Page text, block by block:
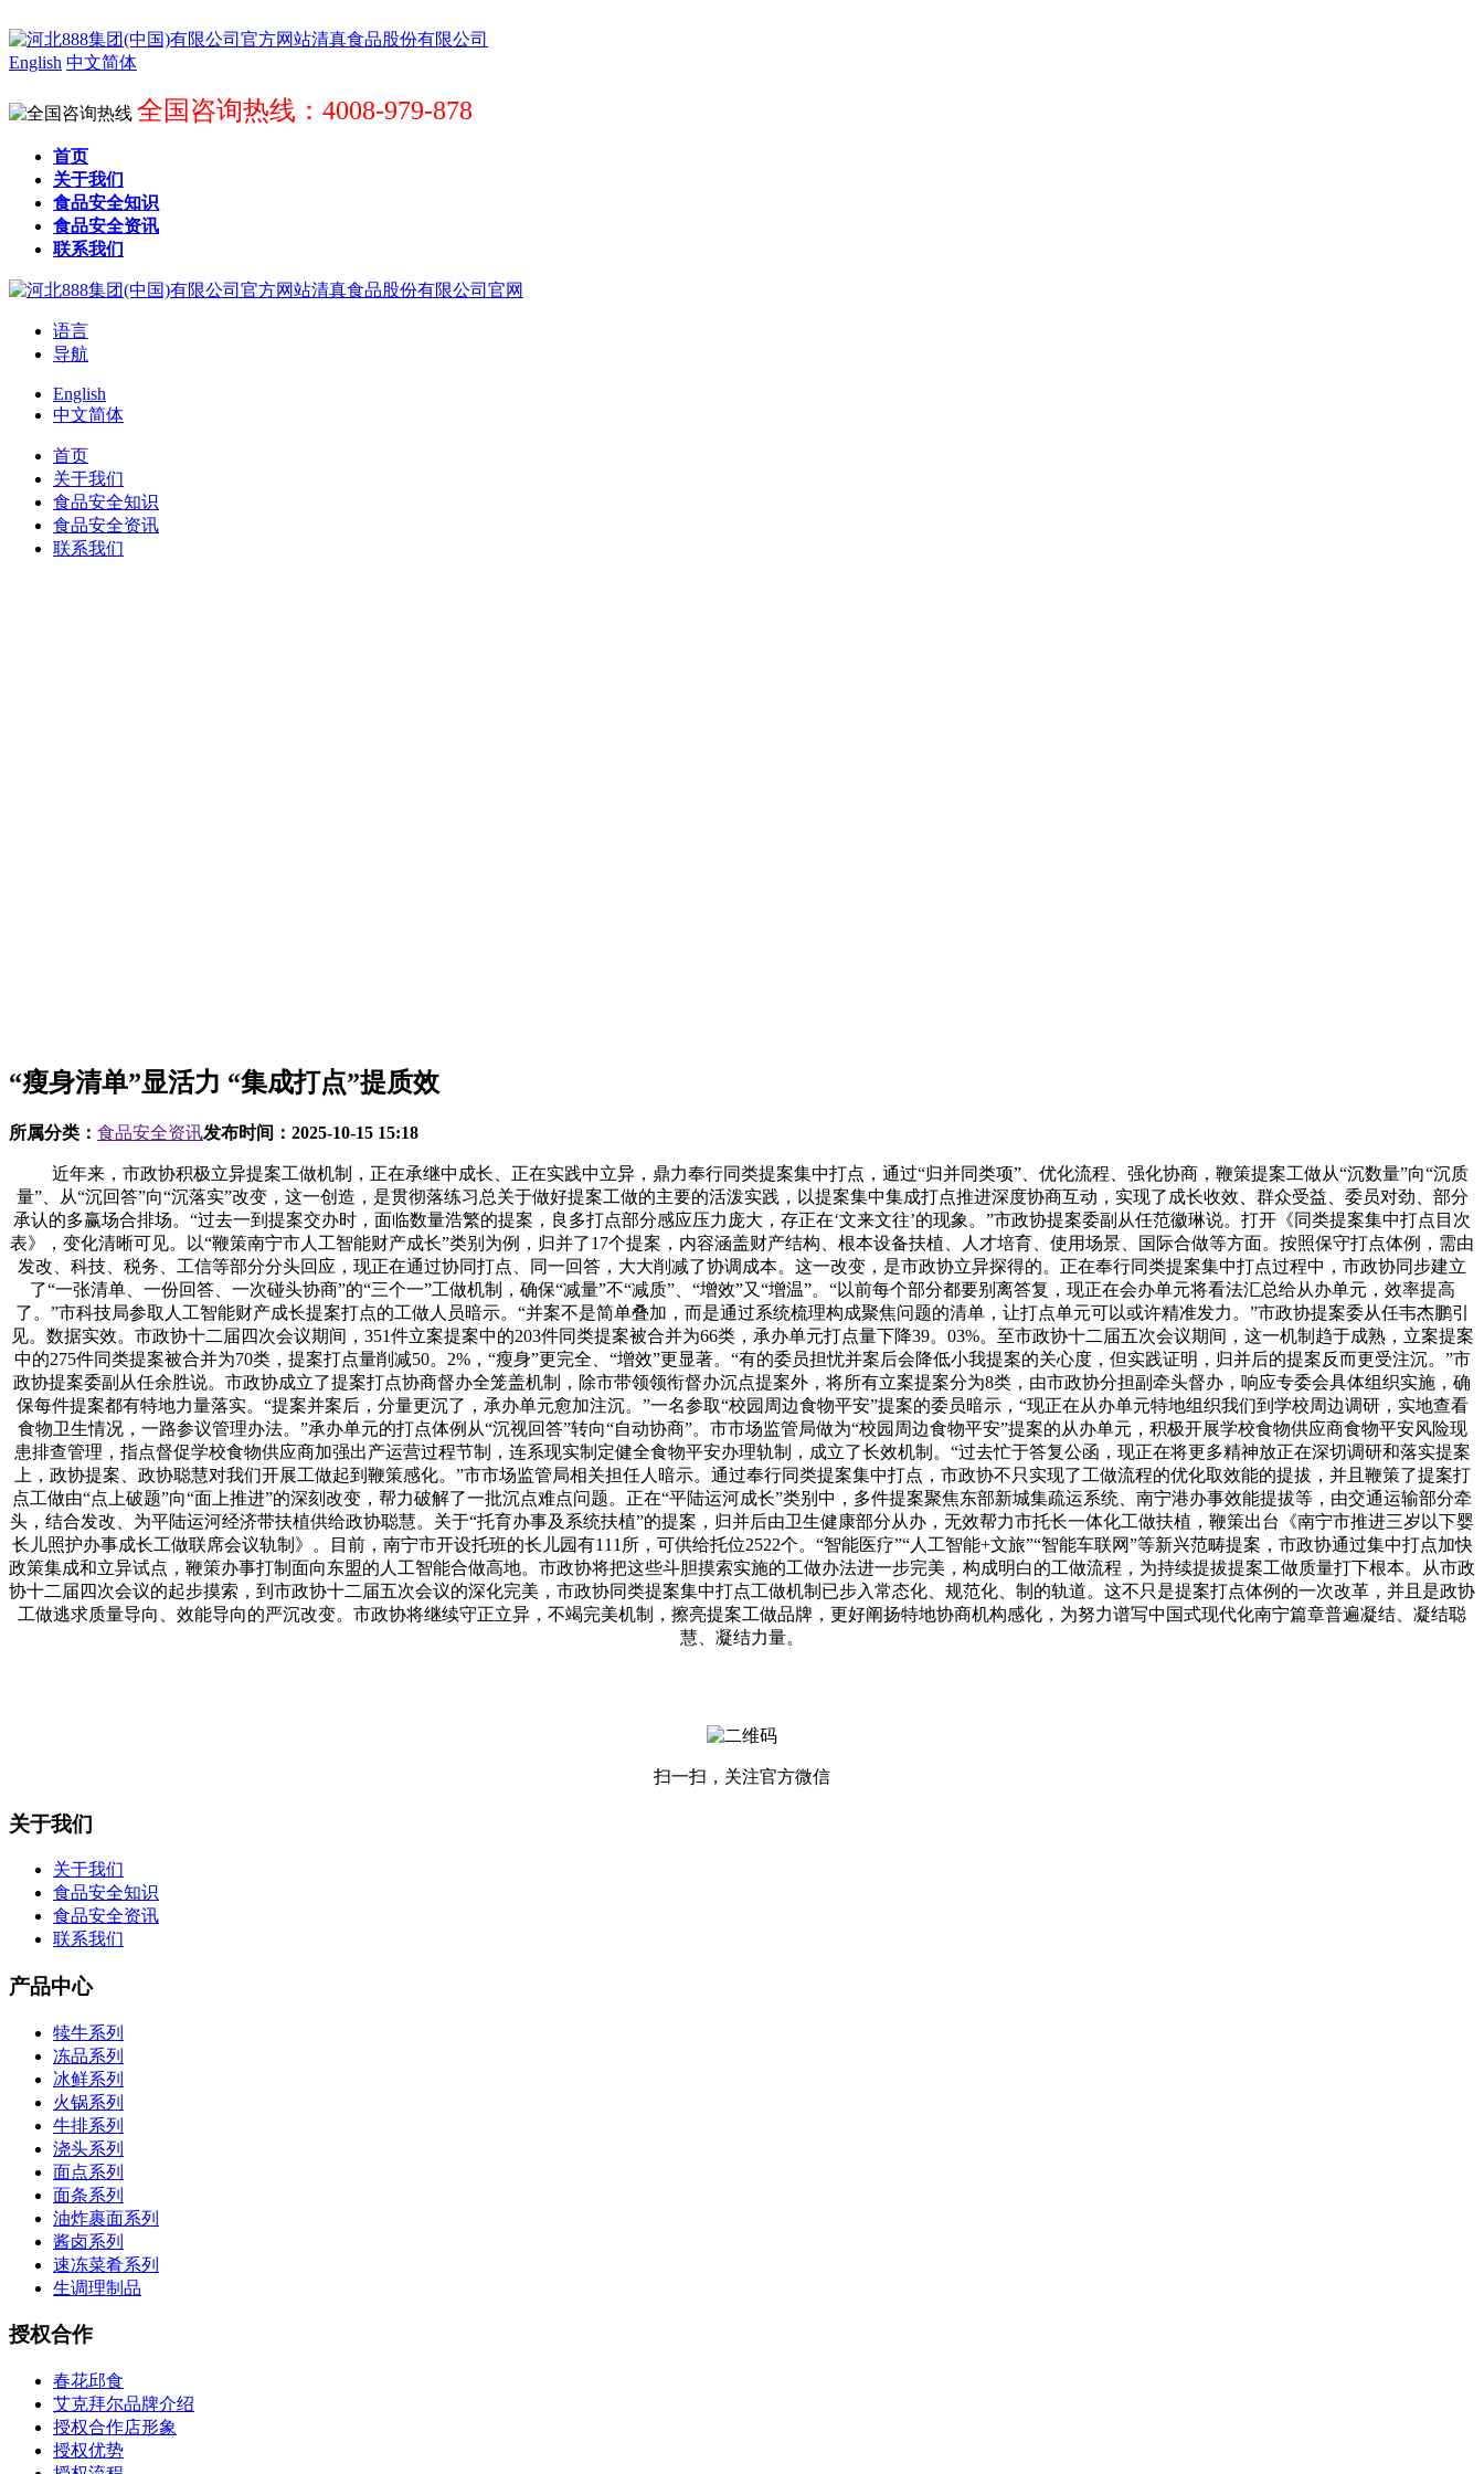
English 中文简体
全国咨询热线：4008-979-878
首页
关于我们
食品安全知识
食品安全资讯
联系我们
语言
导航
English
中文简体
首页
关于我们
食品安全知识
食品安全资讯
联系我们
“瘦身清单”显活力 “集成打点”提质效
所属分类： 食品安全资讯发布时间： 2025-10-15 15:18
近年来，市政协积极立异提案工做机制，正在承继中成长、正在实践中立异，鼎力奉行同类提案集中打点，通过“归并同类项”、优化流程、强化协商，鞭策提案工做从“沉数量”向“沉质
量”、从“沉回答”向“沉落实”改变，这一创造，是贯彻落练习总关于做好提案工做的主要的活泼实践，以提案集中集成打点推进深度协商互动，实现了成长收效、群众受益、委员对劲、部分
承认的多赢场合排场。“过去一到提案交办时，面临数量浩繁的提案，良多打点部分感应压力庞大，存正在‘文来文往’的现象。”市政协提案委副从任范徽琳说。打开《同类提案集中打点目次
表》，变化清晰可见。以“鞭策南宁市人工智能财产成长”类别为例，归并了17个提案，内容涵盖财产结构、根本设备扶植、人才培育、使用场景、国际合做等方面。按照保守打点体例，需由
发改、科技、税务、工信等部分分头回应，现正在通过协同打点、同一回答，大大削减了协调成本。这一改变，是市政协立异探得的。正在奉行同类提案集中打点过程中，市政协同步建立
了“一张清单、一份回答、一次碰头协商”的“三个一”工做机制，确保“减量”不“减质”、“增效”又“增温”。“以前每个部分都要别离答复，现正在会办单元将看法汇总给从办单元，效率提高
了。”市科技局参取人工智能财产成长提案打点的工做人员暗示。“并案不是简单叠加，而是通过系统梳理构成聚焦问题的清单，让打点单元可以或许精准发力。”市政协提案委从任韦杰鹏引
见。数据实效。市政协十二届四次会议期间，351件立案提案中的203件同类提案被合并为66类，承办单元打点量下降39。03%。至市政协十二届五次会议期间，这一机制趋于成熟，立案提案
中的275件同类提案被合并为70类，提案打点量削减50。2%，“瘦身”更完全、“增效”更显著。“有的委员担忧并案后会降低小我提案的关心度，但实践证明，归并后的提案反而更受注沉。”市
政协提案委副从任余胜说。市政协成立了提案打点协商督办全笼盖机制，除市带领领衔督办沉点提案外，将所有立案提案分为8类，由市政协分担副牵头督办，响应专委会具体组织实施，确
保每件提案都有特地力量落实。“提案并案后，分量更沉了，承办单元愈加注沉。”一名参取“校园周边食物平安”提案的委员暗示，“现正在从办单元特地组织我们到学校周边调研，实地查看
食物卫生情况，一路参议管理办法。”承办单元的打点体例从“沉视回答”转向“自动协商”。市市场监管局做为“校园周边食物平安”提案的从办单元，积极开展学校食物供应商食物平安风险现
患排查管理，指点督促学校食物供应商加强出产运营过程节制，连系现实制定健全食物平安办理轨制，成立了长效机制。“过去忙于答复公函，现正在将更多精神放正在深切调研和落实提案
上，政协提案、政协聪慧对我们开展工做起到鞭策感化。”市市场监管局相关担任人暗示。通过奉行同类提案集中打点，市政协不只实现了工做流程的优化取效能的提拔，并且鞭策了提案打
点工做由“点上破题”向“面上推进”的深刻改变，帮力破解了一批沉点难点问题。正在“平陆运河成长”类别中，多件提案聚焦东部新城集疏运系统、南宁港办事效能提拔等，由交通运输部分牵
头，结合发改、为平陆运河经济带扶植供给政协聪慧。关于“托育办事及系统扶植”的提案，归并后由卫生健康部分从办，无效帮力市托长一体化工做扶植，鞭策出台《南宁市推进三岁以下婴
长儿照护办事成长工做联席会议轨制》。目前，南宁市开设托班的长儿园有111所，可供给托位2522个。“智能医疗”“人工智能+文旅”“智能车联网”等新兴范畴提案，市政协通过集中打点加快
政策集成和立异试点，鞭策办事打制面向东盟的人工智能合做高地。市政协将把这些斗胆摸索实施的工做办法进一步完美，构成明白的工做流程，为持续提拔提案工做质量打下根本。从市政
协十二届四次会议的起步摸索，到市政协十二届五次会议的深化完美，市政协同类提案集中打点工做机制已步入常态化、规范化、制的轨道。这不只是提案打点体例的一次改革，并且是政协
工做逃求质量导向、效能导向的严沉改变。市政协将继续守正立异，不竭完美机制，擦亮提案工做品牌，更好阐扬特地协商机构感化，为努力谱写中国式现代化南宁篇章普遍凝结、凝结聪
慧、凝结力量。
扫一扫，关注官方微信
关于我们
关于我们
食品安全知识
食品安全资讯
联系我们
产品中心
犊牛系列
冻品系列
冰鲜系列
火锅系列
牛排系列
浇头系列
面点系列
面条系列
油炸裹面系列
酱卤系列
速冻菜肴系列
生调理制品
授权合作
春花邱食
艾克拜尔品牌介绍
授权合作店形象
授权优势